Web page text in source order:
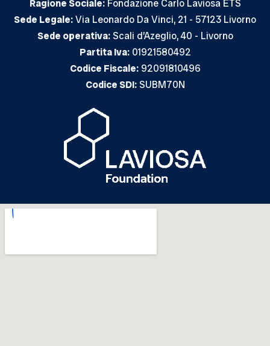
Ragione Sociale:Fondazione Carlo Laviosa ETS
Sede Legale:Via Leonardo Da Vinci, 21 - 57123 Livorno
Sede operativa:Scali d’Azeglio, 40 - Livorno
Partita Iva:01921580492
Codice Fiscale:92091810496
Codice SDI:SUBM70N